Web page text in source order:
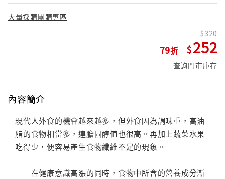
大量採購團購專區
79
320
252
查詢門市庫存
內容簡介
現代人外食的機會越來越多，但外食因為調味重，高油
脂的食物相當多，連膽固醇值也很高。再加上蔬菜水果
吃得少，便容易產生食物纖維不足的現象。
在健康意識高漲的同時，食物中所含的營養成分漸